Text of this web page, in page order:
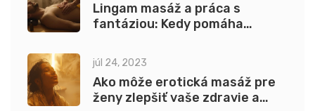
Lingam masáž a práca s
fantáziou: Kedy pomáha
júl 24, 2023
Ako môže erotická masáž pre
ženy zlepšiť vaše zdravie a